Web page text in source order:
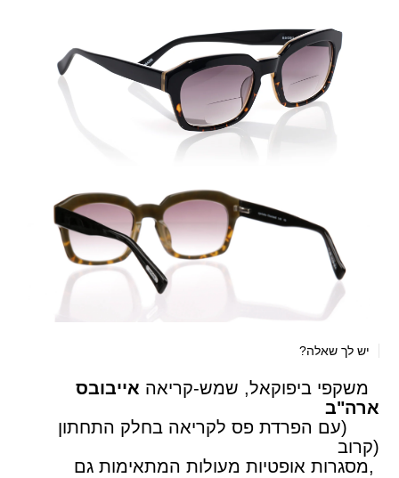
יש לך שאלה?
משקפי ביפוקאל, שמש-קריאה אייבובס
ארה"ב
(עם הפרדת פס לקריאה בחלק התחתון
(קרוב
,מסגרות אופטיות מעולות המתאימות גם